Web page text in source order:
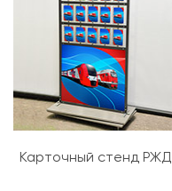
Карточный стенд РЖД